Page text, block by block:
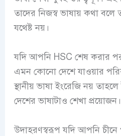
তাদের নিজস্ব ভাষায় কথা বলে
যথেষ্ট নয়।
যদি আপনি HSC শেষ করার
এমন কোনো দেশে যাওয়ার
স্থানীয় ভাষা ইংরেজি নয়
দেশের ভাষাটাও শেখা প্রয়োজন।
উদাহরণস্বরূপ যদি আপনি